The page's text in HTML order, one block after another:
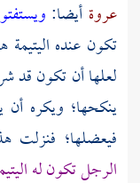
عروة أيضا:
تكون عنده اليتيمة
لعلها أن تكون قد
ينكحها؛ ويكره أن
فيعضلها؛ فنزلت
الرجل تكون له